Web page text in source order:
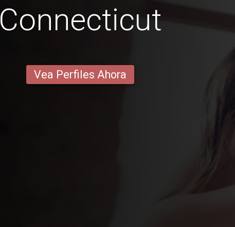
Connecticut
Vea Perfiles Ahora